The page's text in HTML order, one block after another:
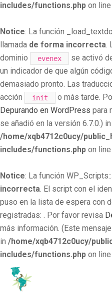
includes/functions.php on line
Notice: La función
llamada de forma incorrecta.
dominio
evenex
se activó
un indicador de que algún
demasiado pronto. Las
acción
init
o más tarde.
Depurando en WordPress para
se añadió en la versión 6.7.0.) in
/home/xqb4712c0ucy/
includes/functions.php on line
Notice: La función
incorrecta. El script con el
puso en la lista de espera con
registradas: . Por favor revisa
más información. (Este
in /home/xqb4712c0ucy/
includes/functions.php on line